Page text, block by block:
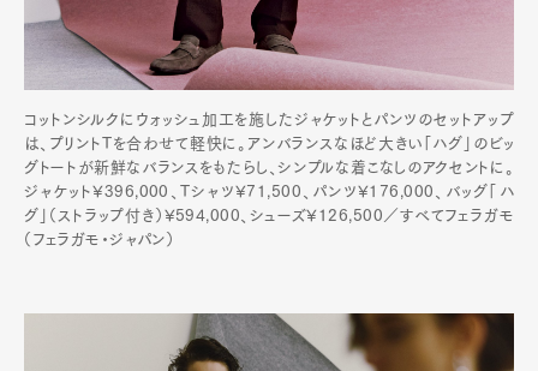
Pen international
コットンシルクにウォッシュ加工を施したジャケットとパンツのセットアップ
は、プリントTを合わせて軽快に。アンバランスなほど大きい「ハグ」のビッ
グトートが新鮮なバランスをもたらし、シンプルな着こなしのアクセントに。
ジャケット¥396,000、Tシャツ¥71,500、パンツ¥176,000、バッグ「ハ
グ」（ストラップ付き）¥594,000、シューズ¥126,500／すべてフェラガモ
（フェラガモ・ジャパン）